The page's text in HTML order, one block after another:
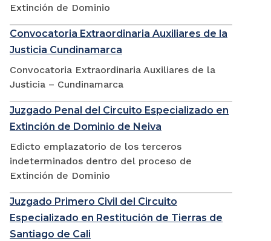
Extinción de Dominio
Convocatoria Extraordinaria Auxiliares de la
Justicia Cundinamarca
Convocatoria Extraordinaria Auxiliares de la
Justicia – Cundinamarca
Juzgado Penal del Circuito Especializado en
Extinción de Dominio de Neiva
Edicto emplazatorio de los terceros
indeterminados dentro del proceso de
Extinción de Dominio
Juzgado Primero Civil del Circuito
Especializado en Restitución de Tierras de
Santiago de Cali